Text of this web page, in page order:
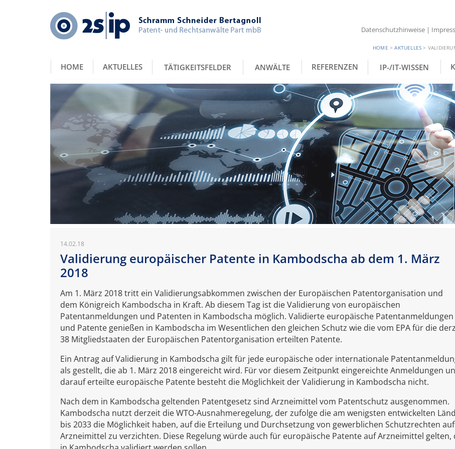
HOME >AKTUELLES >
Datenschutzhinweise |
HOME AKTUELLES TÄTIGKEITSFELDER ANWÄLTE REFERENZEN IP-/IT-WISSEN
14.02.18
Validierung europäischer Patente in Kambodscha ab dem 1. März
2018
Am 1. März 2018 tritt ein Validierungsabkommen zwischen der Europäischen Patentorganisation und
dem Königreich Kambodscha in Kraft. Ab diesem Tag ist die Validierung von europäischen
Patentanmeldungen und Patenten in Kambodscha möglich. Validierte europäische Patentanmeldungen
und Patente genießen in Kambodscha im Wesentlichen den gleichen Schutz wie die vom EPA für die
38 Mitgliedstaaten der Europäischen Patentorganisation erteilten Patente.
Ein Antrag auf Validierung in Kambodscha gilt für jede europäische oder internationale
als gestellt, die ab 1. März 2018 eingereicht wird. Für vor diesem Zeitpunkt eingereichte Anmeldungen
darauf erteilte europäische Patente besteht die Möglichkeit der Validierung in Kambodscha nicht.
Nach dem in Kambodscha geltenden Patentgesetz sind Arzneimittel vom Patentschutz ausgenommen.
Kambodscha nutzt derzeit die WTO-Ausnahmeregelung, der zufolge die am wenigsten entwickelten
bis 2033 die Möglichkeit haben, auf die Erteilung und Durchsetzung von gewerblichen Schutzrechten auf
Arzneimittel zu verzichten. Diese Regelung würde auch für europäische Patente auf Arzneimittel gelten,